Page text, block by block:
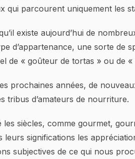
qui parcourent uniquement les
existe aujourd’hui de
d’appartenance, une sorte de
de « goûteur de tortas » ou de
prochaines années, de
tribus d’amateurs de nourriture.
siècles, comme gourmet,
significations les
subjectives de ce qui nous